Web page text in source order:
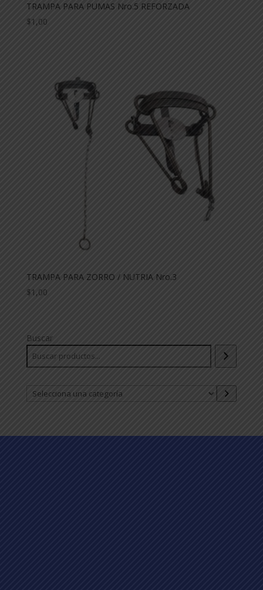
TRAMPA PARA PUMAS Nro.5 REFORZADA
$1,00
TRAMPA PARA ZORRO / NUTRIA Nro.3
$1,00
Buscar
Selecciona
una